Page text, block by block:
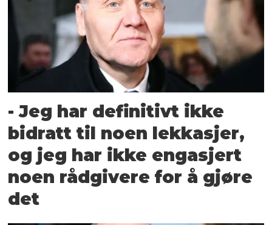
- Jeg har definitivt ikke
bidratt til noen lekkasjer,
og jeg har ikke engasjert
noen rådgivere for å gjøre
det